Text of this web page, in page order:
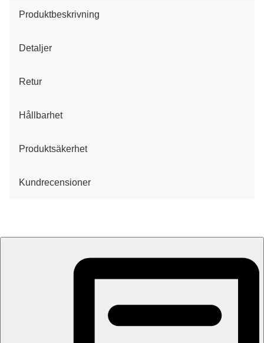
Produktbeskrivning
Detaljer
Retur
Hållbarhet
Produktsäkerhet
Kundrecensioner